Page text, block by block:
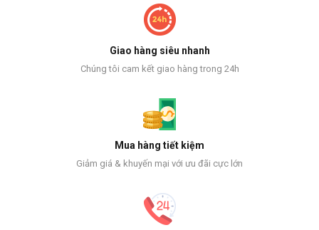
Giao hàng siêu nhanh
Chúng tôi cam kết giao hàng trong 24h
Mua hàng tiết kiệm
Giảm giá & khuyến mại với ưu đãi cực lớn